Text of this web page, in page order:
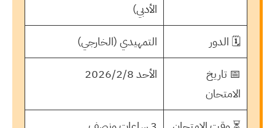
الأدبي)
🗓️ الدور
التمهيدي (الخارجي)
📅 تاريخ
الامتحان
الأحد 2026/2/8